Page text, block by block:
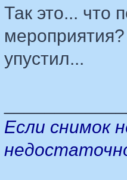
Так это... что
упустил...
Если снимок